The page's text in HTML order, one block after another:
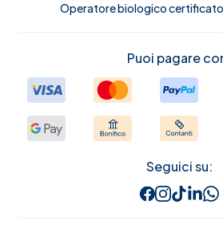
Operatore biologico
Puoi pagare
Seguici su: